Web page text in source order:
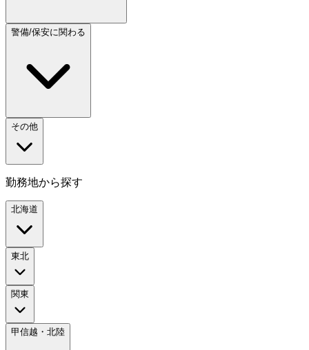
警備/保安に関わる
その他
勤務地から探す
北海道
東北
関東
甲信越・北陸